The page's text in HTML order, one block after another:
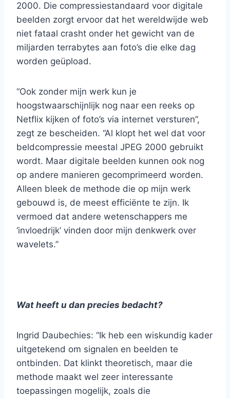
2000. Die compressiestandaard voor digitale
beelden zorgt ervoor dat het wereldwijde web
niet fataal crasht onder het gewicht van de
miljarden terrabytes aan foto’s die elke dag
worden geüpload.
“Ook zonder mijn werk kun je
hoogstwaarschijnlijk nog naar een reeks op
Netflix kijken of foto’s via internet versturen”,
zegt ze bescheiden. “Al klopt het wel dat voor
beldcompressie meestal JPEG 2000 gebruikt
wordt. Maar digitale beelden kunnen ook nog
op andere manieren gecomprimeerd worden.
Alleen bleek de methode die op mijn werk
gebouwd is, de meest efficiënte te zijn. Ik
vermoed dat andere wetenschappers me
‘invloedrijk’ vinden door mijn denkwerk over
wavelets.”
Wat heeft u dan precies bedacht?
Ingrid Daubechies: “Ik heb een wiskundig kader
uitgetekend om signalen en beelden te
ontbinden. Dat klinkt theoretisch, maar die
methode maakt wel zeer interessante
toepassingen mogelijk, zoals die